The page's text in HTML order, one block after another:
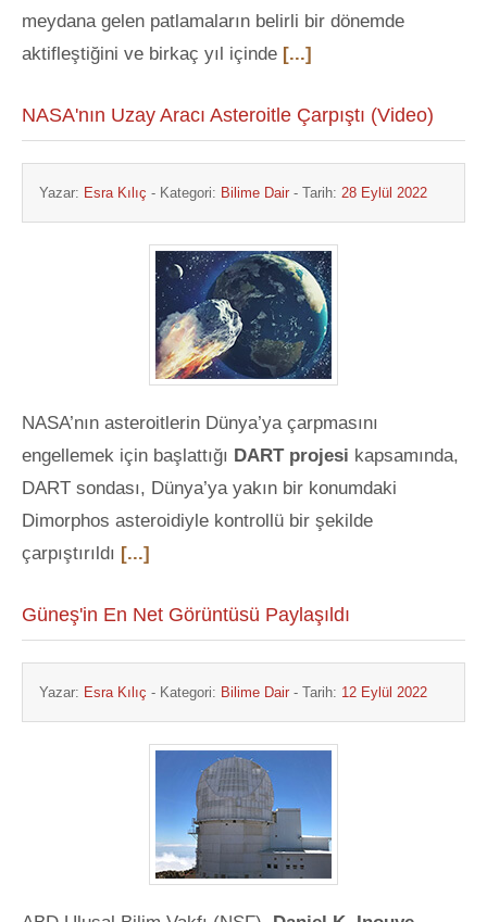
meydana gelen patlamaların belirli bir dönemde
aktifleştiğini ve birkaç yıl içinde [...]
NASA'nın Uzay Aracı Asteroitle Çarpıştı (Video)
Yazar: Esra Kılıç - Kategori: Bilime Dair - Tarih: 28 Eylül 2022
NASA’nın asteroitlerin Dünya’ya çarpmasını
engellemek için başlattığı DART projesi kapsamında,
DART sondası, Dünya’ya yakın bir konumdaki
Dimorphos asteroidiyle kontrollü bir şekilde
çarpıştırıldı [...]
Güneş'in En Net Görüntüsü Paylaşıldı
Yazar: Esra Kılıç - Kategori: Bilime Dair - Tarih: 12 Eylül 2022